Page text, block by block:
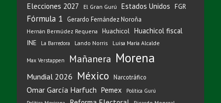
Elecciones 2027 El Gran Gurú Estados Unidos FGR
Fórmula 1 Gerardo Fernández Noroña
Hernán Bermúdez Requena Huachicol Huachicol fiscal
INE La Barredora Lando Norris Luisa María Alcalde
Max Verstappen Mañanera Morena
Mundial 2026 México Narcotráfico
Omar García Harfuch Pemex
Política Gurú